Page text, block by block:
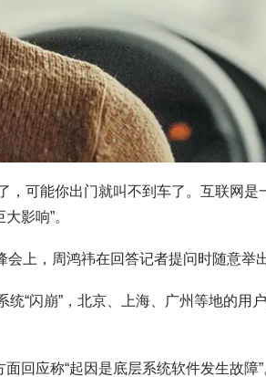
，可能你出门就叫不到车了。互联网
影响”。
上，周鸿祎在回答记者提问时随意举
统“闪崩”，北京、上海、广州等地的用
回应称“起因是底层系统软件发生故障”